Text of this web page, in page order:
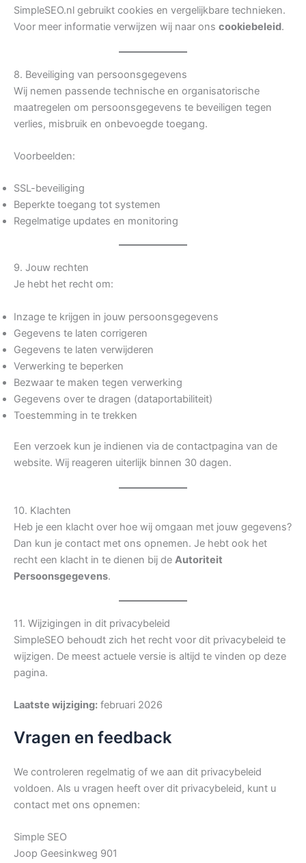
SimpleSEO.nl gebruikt cookies en vergelijkbare technieken.
Voor meer informatie verwijzen wij naar ons cookiebeleid.
8. Beveiliging van persoonsgegevens
Wij nemen passende technische en organisatorische
maatregelen om persoonsgegevens te beveiligen tegen
verlies, misbruik en onbevoegde toegang.
Voorbeelden:
SSL-beveiliging
Beperkte toegang tot systemen
Regelmatige updates en monitoring
9. Jouw rechten
Je hebt het recht om:
Inzage te krijgen in jouw persoonsgegevens
Gegevens te laten corrigeren
Gegevens te laten verwijderen
Verwerking te beperken
Bezwaar te maken tegen verwerking
Gegevens over te dragen (dataportabiliteit)
Toestemming in te trekken
Een verzoek kun je indienen via de contactpagina van de
website. Wij reageren uiterlijk binnen 30 dagen.
10. Klachten
Heb je een klacht over hoe wij omgaan met jouw gegevens?
Dan kun je contact met ons opnemen. Je hebt ook het
recht een klacht in te dienen bij de Autoriteit
Persoonsgegevens.
11. Wijzigingen in dit privacybeleid
SimpleSEO behoudt zich het recht voor dit privacybeleid te
wijzigen. De meest actuele versie is altijd te vinden op deze
pagina.
Laatste wijziging: februari 2026
Vragen en feedback
We controleren regelmatig of we aan dit privacybeleid
voldoen. Als u vragen heeft over dit privacybeleid, kunt u
contact met ons opnemen:
Simple SEO
Joop Geesinkweg 901